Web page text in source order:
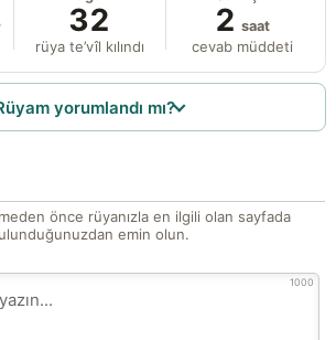
32
rüya te’vîl kılındı
2 saat
cevab müddeti
yorumlandı mı?
önce rüyanızla en ilgili olan sayfada
emin olun.
1000